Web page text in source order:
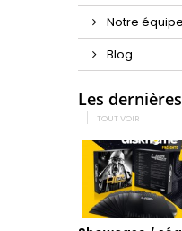
Notre équipe
Blog
Les
TOUT VOIR